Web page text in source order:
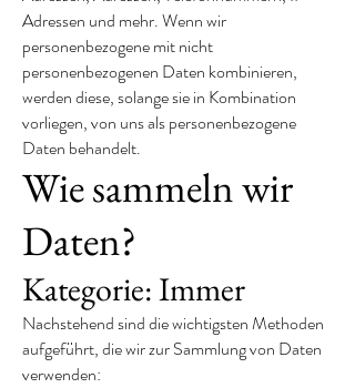
Adressen und mehr. Wenn wir
personenbezogene mit nicht
personenbezogenen Daten kombinieren,
werden diese, solange sie in Kombination
vorliegen, von uns als personenbezogene
Daten behandelt.
Wie sammeln wir
Daten?
Kategorie: Immer
Nachstehend sind die wichtigsten Methoden
aufgeführt, die wir zur Sammlung von Daten
verwenden: